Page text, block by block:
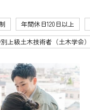
年間休日120日以上
上級土木技術者（土木学会）